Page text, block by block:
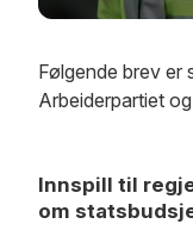
Følgende brev er
Arbeiderpartiet
Innspill til
om